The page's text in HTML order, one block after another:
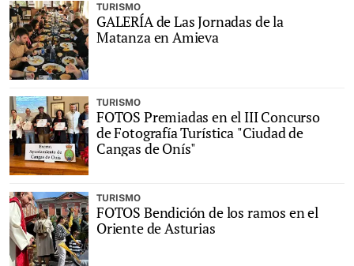
TURISMO
GALERÍA de Las Jornadas de la
Matanza en Amieva
TURISMO
FOTOS Premiadas en el III Concurso
de Fotografía Turística "Ciudad de
Cangas de Onís"
TURISMO
FOTOS Bendición de los ramos en el
Oriente de Asturias